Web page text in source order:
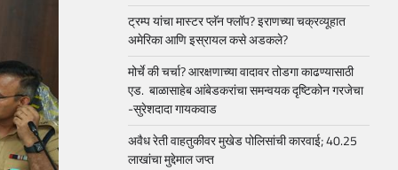
ट्रम्प यांचा मास्टर प्लॅन फ्लॉप? इराणच्या चक्रव्यूहात
अमेरिका आणि इस्रायल कसे अडकले?
मोर्चे की चर्चा? आरक्षणाच्या वादावर तोडगा काढण्यासाठी
एड. बाळासाहेब आंबेडकरांचा समन्वयक दृष्टिकोन गरजेचा
-सुरेशदादा गायकवाड
अवैध रेती वाहतुकीवर मुखेड पोलिसांची कारवाई; 40.25
लाखांचा मुद्देमाल जप्त